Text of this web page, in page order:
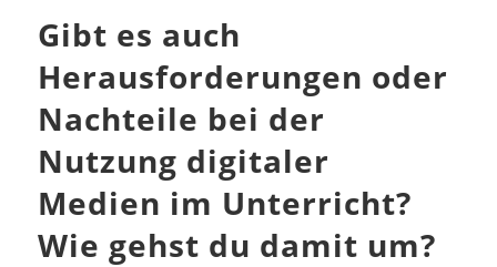
Gibt es auch
Herausforderungen oder
Nachteile bei der
Nutzung digitaler
Medien im Unterricht?
Wie gehst du damit um?